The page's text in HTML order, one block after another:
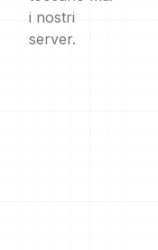
i nostri
server.